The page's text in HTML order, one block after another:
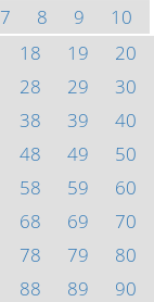
7 8 9
10
18 19
20
28 29
30
38 39
40
48 49
50
58 59
60
68 69
70
78 79
80
88 89
90